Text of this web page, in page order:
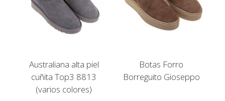
Australiana alta piel
cuñita Top3 8813
(varios colores)
Botas Forro
Borreguito Gioseppo